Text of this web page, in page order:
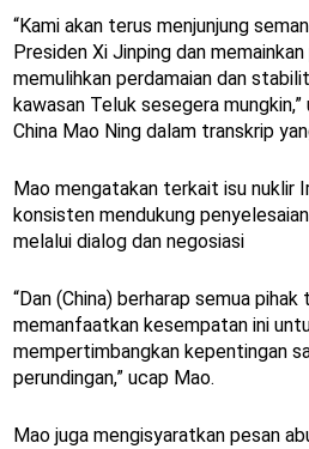
“Kami akan terus menjunjung
Presiden Xi Jinping dan
memulihkan perdamaian dan
kawasan Teluk sesegera
China Mao Ning dalam transkrip
Mao mengatakan terkait isu nuklir
konsisten mendukung
melalui dialog dan negosiasi
“Dan (China) berharap semua
memanfaatkan kesempatan ini
mempertimbangkan kepentingan
perundingan,” ucap Mao.
Mao juga mengisyaratkan pesan